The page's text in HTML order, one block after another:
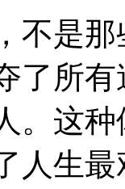
不是
了所
。这
人生